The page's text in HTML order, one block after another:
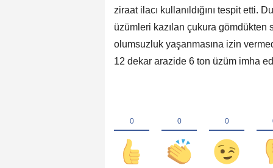
ziraat ilacı kullanıldığını tespit etti.
üzümleri kazılan çukura
olumsuzluk yaşanmasına izin
12 dekar arazide 6 ton üzüm imha